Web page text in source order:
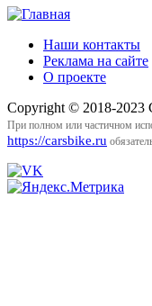
Наши контакты
Реклама на сайте
О проекте
Copyright © 2018-2023
При полном или частичном
https://carsbike.ru